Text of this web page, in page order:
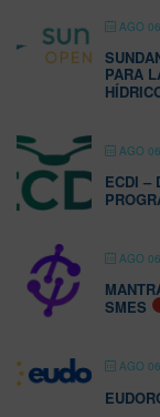
AGO
PARA
AGO
ECDI –
AGO
SMES
AGO